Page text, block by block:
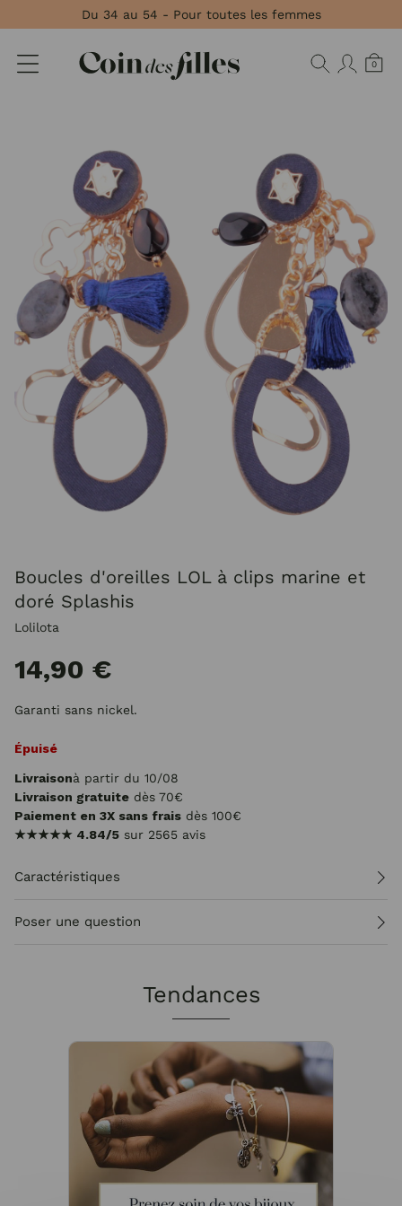
Du 34 au 54 - Pour toutes les femmes
0
Boucles d'oreilles LOL à clips marine et
doré Splashis
Lolilota
14,90 €
Garanti sans nickel.
Épuisé
Livraisonà partir du 10/08
Livraison gratuite dès 70€
Paiement en 3X sans frais dès 100€
★★★★★ 4.84/5 sur 2565 avis
Caractéristiques
Poser une question
Tendances
Panneau de gestion des cookies